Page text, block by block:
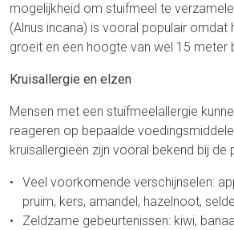
mogelijkheid om stuifmeel te
(Alnus incana) is vooral populair omdat
groeit en een hoogte van wel 15 meter
Kruisallergie en elzen
Mensen met een stuifmeelallergie
reageren op bepaalde
kruisallergieën zijn vooral bekend bij de
Veel voorkomende verschijnselen:
pruim, kers, amandel, hazelnoot,
Zeldzame gebeurtenissen: kiwi,